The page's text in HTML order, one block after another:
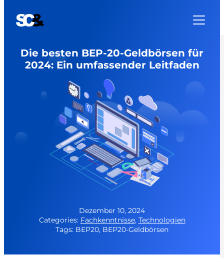
Inhalt
Die besten BEP-20-Geldbörsen für
2024: Ein umfassender Leitfaden
Dezember 10, 2024
Categories: Fachkenntnisse, Technologien
Tags: BEP20, BEP20-Geldbörsen